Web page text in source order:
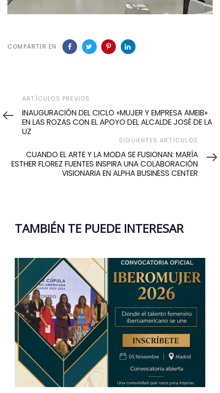
COMPARTIR EN
Artículos
Previos
ARTÍCULOS PREVIOS
INAUGURACIÓN DEL CICLO «MUJER Y EMPRESA AMEIB»
EN LAS ROZAS CON EL APOYO DEL ALCALDE JOSÉ DE LA
UZ
Artículos
SIGUIENTES ARTÍCULOS
CUANDO EL ARTE Y LA MODA SE FUSIONAN: MARÍA
ESTHER FLOREZ FUENTES INSPIRA UNA COLABORACIÓN
VISIONARIA EN ALPHA BUSINESS CENTER
TAMBIÉN TE PUEDE INTERESAR